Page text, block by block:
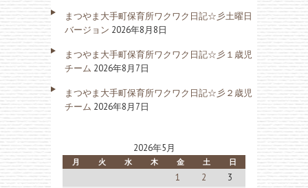
まつやま大手町保育所ワクワク日記☆彡土曜日
バージョン 2026年8月8日
まつやま大手町保育所ワクワク日記☆彡１歳児
チーム 2026年8月7日
まつやま大手町保育所ワクワク日記☆彡２歳児
チーム 2026年8月7日
2026年5月
月 火 水 木 金 土 日
1 2
3